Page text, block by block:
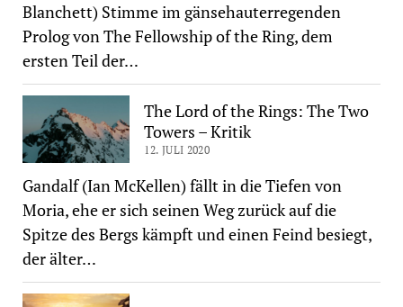
Blanchett) Stimme im gänsehauterregenden
Prolog von The Fellowship of the Ring, dem
ersten Teil der…
The Lord of the Rings: The Two
Towers – Kritik
12. JULI 2020
Gandalf (Ian McKellen) fällt in die Tiefen von
Moria, ehe er sich seinen Weg zurück auf die
Spitze des Bergs kämpft und einen Feind besiegt,
der älter…